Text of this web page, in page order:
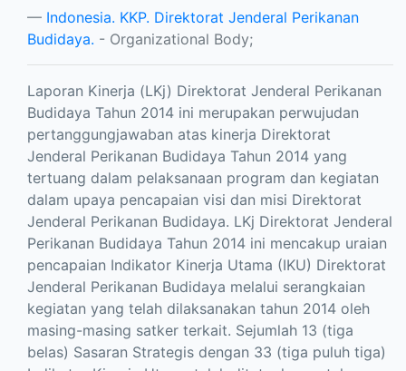
Indonesia. KKP. Direktorat Jenderal Perikanan
Budidaya. - Organizational Body;
Laporan Kinerja (LKj) Direktorat Jenderal Perikanan
Budidaya Tahun 2014 ini merupakan perwujudan
pertanggungjawaban atas kinerja Direktorat
Jenderal Perikanan Budidaya Tahun 2014 yang
tertuang dalam pelaksanaan program dan kegiatan
dalam upaya pencapaian visi dan misi Direktorat
Jenderal Perikanan Budidaya. LKj Direktorat Jenderal
Perikanan Budidaya Tahun 2014 ini mencakup uraian
pencapaian Indikator Kinerja Utama (IKU) Direktorat
Jenderal Perikanan Budidaya melalui serangkaian
kegiatan yang telah dilaksanakan tahun 2014 oleh
masing-masing satker terkait. Sejumlah 13 (tiga
belas) Sasaran Strategis dengan 33 (tiga puluh tiga)